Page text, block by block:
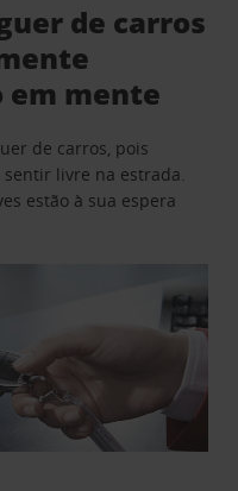
de carros
em mente
de carros, pois
livre na estrada.
estão à sua espera